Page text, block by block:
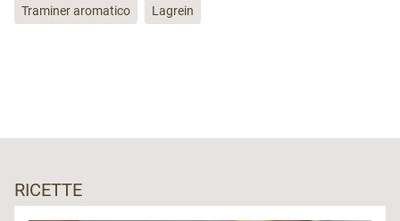
Traminer aromatico Lagrein
RICETTE